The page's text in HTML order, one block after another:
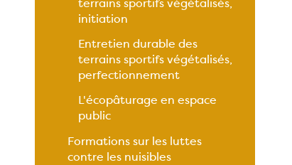
terrains sportifs végétalisés,
initiation
Entretien durable des
terrains sportifs végétalisés,
perfectionnement
L'écopâturage en espace
public
Formations sur les luttes
contre les nuisibles